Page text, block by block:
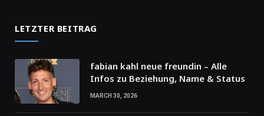
LETZTER BEITRAG
fabian kahl neue freundin – Alle
Infos zu Beziehung, Name & Status
MARCH 30, 2026